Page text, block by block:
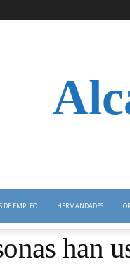
DE EMPLEO HERMANDADES
han